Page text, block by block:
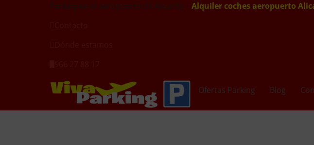
Parking en el aeropuerto de Alicante | Alquiler coches aeropuerto
Ofertas Parking Blog